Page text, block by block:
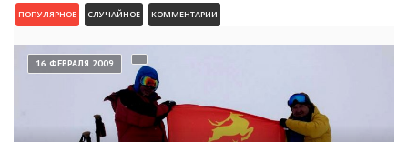
ПОПУЛЯРНОЕ СЛУЧАЙНОЕ КОММЕНТАРИИ
16 ФЕВРАЛЯ 2009